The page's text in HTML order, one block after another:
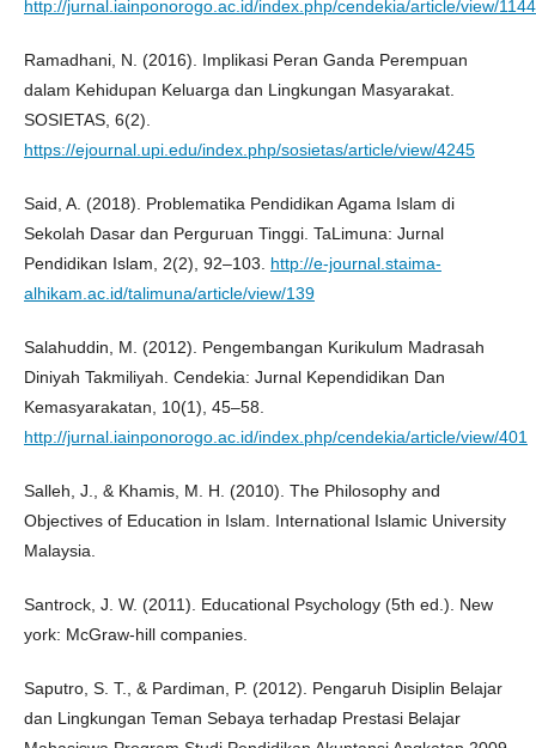
http://jurnal.iainponorogo.ac.id/index.php/cendekia/article/view/1144
Ramadhani, N. (2016). Implikasi Peran Ganda Perempuan
dalam Kehidupan Keluarga dan Lingkungan Masyarakat.
SOSIETAS, 6(2).
https://ejournal.upi.edu/index.php/sosietas/article/view/4245
Said, A. (2018). Problematika Pendidikan Agama Islam di
Sekolah Dasar dan Perguruan Tinggi. TaLimuna: Jurnal
Pendidikan Islam, 2(2), 92–103. http://e-journal.staima-
alhikam.ac.id/talimuna/article/view/139
Salahuddin, M. (2012). Pengembangan Kurikulum Madrasah
Diniyah Takmiliyah. Cendekia: Jurnal Kependidikan Dan
Kemasyarakatan, 10(1), 45–58.
http://jurnal.iainponorogo.ac.id/index.php/cendekia/article/view/401
Salleh, J., & Khamis, M. H. (2010). The Philosophy and
Objectives of Education in Islam. International Islamic University
Malaysia.
Santrock, J. W. (2011). Educational Psychology (5th ed.). New
york: McGraw-hill companies.
Saputro, S. T., & Pardiman, P. (2012). Pengaruh Disiplin Belajar
dan Lingkungan Teman Sebaya terhadap Prestasi Belajar